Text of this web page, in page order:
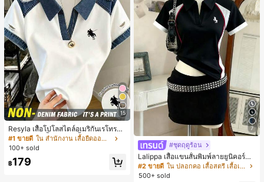
15
Resyla เสื้อโปโลสไตล์อเมริกันเรโทรสำ
หรับผู้หญิง, เสื้อยืดแขนสั้นสำหรับผู้หญิ
ง, ลายม้า, สไตล์ Y2K, เสื้อโปโลแขนสั้น
#1 ขายดี
ใน สำนักงาน เสื้อยืดออฟฟิศ
100+ sold
฿179
7
#ชุดฤดูร้อน
Lalippa เสื้อแขนสั้นพิมพ์ลายยูนิคอร์นล
ายทางสีตัดกันสำหรับผู้หญิง สไตล์วิทย
าลัย
#2 ขายดี
ใน ปลอกคอ เสื้อสตรี เสื้อเบลาส์ & Tee
500+ sold